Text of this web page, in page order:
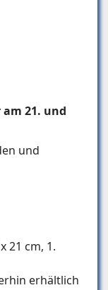
am 21. und
und
21 cm, 1.
erhältlich